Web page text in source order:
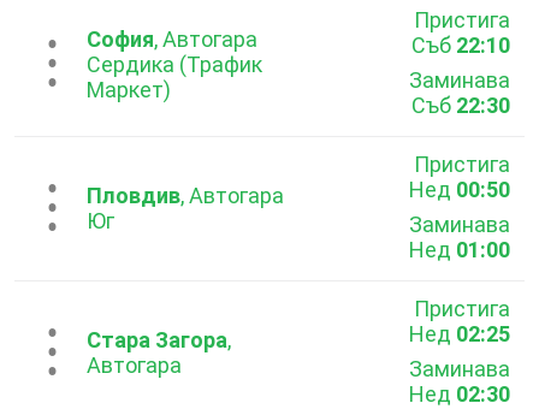
...София, Автогара
Сердика (Трафик
Маркет)
Пристига
Съб 22:10
Заминава
Съб 22:30
...Пловдив, Автогара
Юг
Пристига
Нед 00:50
Заминава
Нед 01:00
...Стара Загора,
Автогара
Пристига
Нед 02:25
Заминава
Нед 02:30